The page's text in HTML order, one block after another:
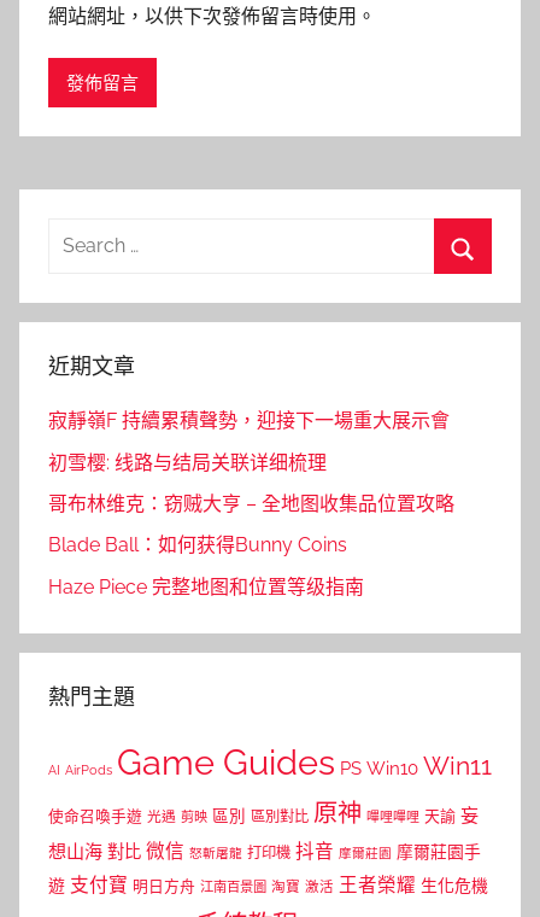
網站網址，以供下次發佈留言時使用。
Search
近期文章
寂靜嶺F 持續累積聲勢，迎接下一場重大展示會
初雪樱: 线路与结局关联详细梳理
哥布林维克：窃贼大亨 – 全地图收集品位置攻略
Blade Ball：如何获得Bunny Coins
Haze Piece 完整地图和位置等级指南
熱門主題
AI AirPods Game Guides PS Win10 Win11
使命召喚手遊 光遇 剪映 區別 區別對比 原神 嗶哩嗶哩 天諭 妄
想山海 對比 微信 怒斬屠龍 打印機 抖音 摩爾莊園 摩爾莊園手
遊 支付寶 明日方舟 江南百景圖 淘寶 激活 王者榮耀 生化危機